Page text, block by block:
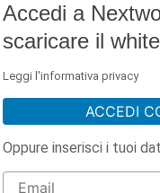
analisi Cyber
sicurezza e privacy
Chi siamo
Accedi a
scaricare il
Leggi l'informativa privacy
ACCEDI
Oppure inserisci i tuoi